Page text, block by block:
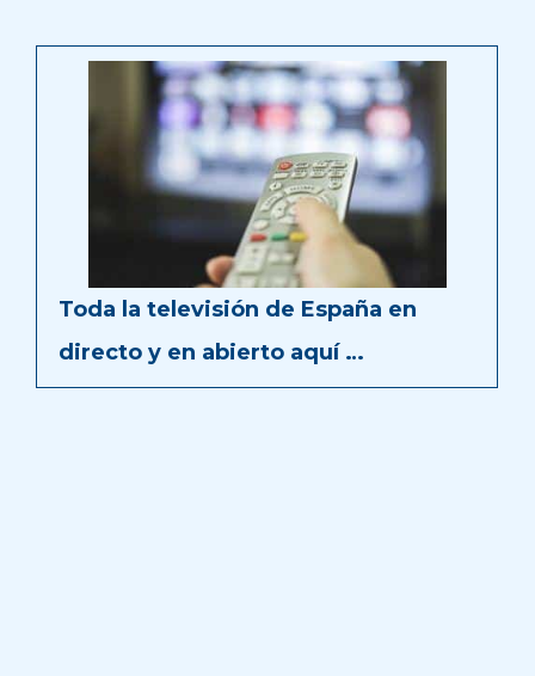
Toda la televisión de España en
directo y en abierto aquí …